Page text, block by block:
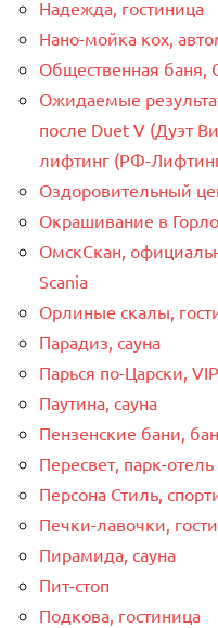
Надежда, гостиница
Нано-мойка кох,
Общественная баня,
Ожидаемые
после Duet V (Дуэт
лифтинг (РФ-
Оздоровительный
Окрашивание в
ОмскСкан,
Scania
Орлиные скалы,
Парадиз, сауна
Парься по-Царски,
Паутина, сауна
Пензенские бани,
Пересвет, парк-отель
Персона Стиль,
Печки-лавочки,
Пирамида, сауна
Пит-стоп
Подкова, гостиница